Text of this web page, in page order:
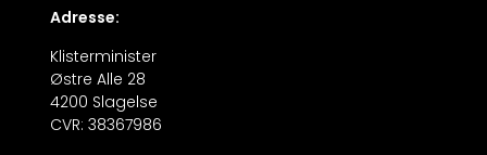
Adresse:
Klisterminister
Østre Alle 28
4200 Slagelse
CVR: 38367986